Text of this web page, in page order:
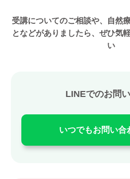
受講についてのご相談や、自然
となどがありましたら、ぜひ気
い
LINEでのお問
いつでもお問い合